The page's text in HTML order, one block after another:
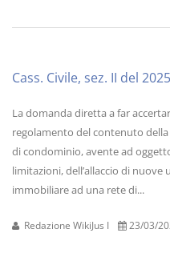
Cass. Civile, sez. II del
La domanda diretta a far
regolamento del contenuto
di condominio, avente ad
limitazioni, dell’allaccio di nuove
immobiliare ad una rete di...
Redazione WikiJus I 23/03/